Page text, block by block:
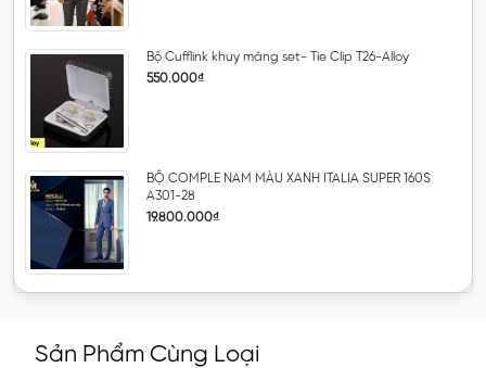
Bộ Cufflink khuy măng set- Tie Clip T26-Alloy
550.000₫
BỘ COMPLE NAM MÀU XANH ITALIA SUPER 160S
A301-28
19.800.000₫
Sản Phẩm Cùng Loại